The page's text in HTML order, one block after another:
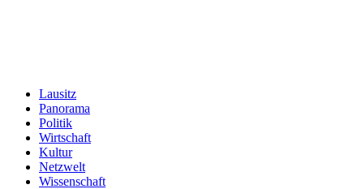
Lausitz
Panorama
Politik
Wirtschaft
Kultur
Netzwelt
Wissenschaft